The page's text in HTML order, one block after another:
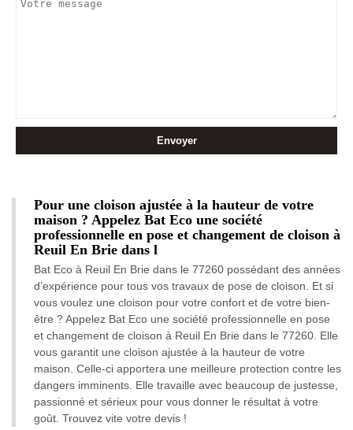
Pour une cloison ajustée à la hauteur de votre
maison ? Appelez Bat Eco une société
professionnelle en pose et changement de cloison à
Reuil En Brie dans l
Bat Eco à Reuil En Brie dans le 77260 possédant des années
d’expérience pour tous vos travaux de pose de cloison. Et si
vous voulez une cloison pour votre confort et de votre bien-
être ? Appelez Bat Eco une société professionnelle en pose
et changement de cloison à Reuil En Brie dans le 77260. Elle
vous garantit une cloison ajustée à la hauteur de votre
maison. Celle-ci apportera une meilleure protection contre les
dangers imminents. Elle travaille avec beaucoup de justesse,
passionné et sérieux pour vous donner le résultat à votre
goût. Trouvez vite votre devis !